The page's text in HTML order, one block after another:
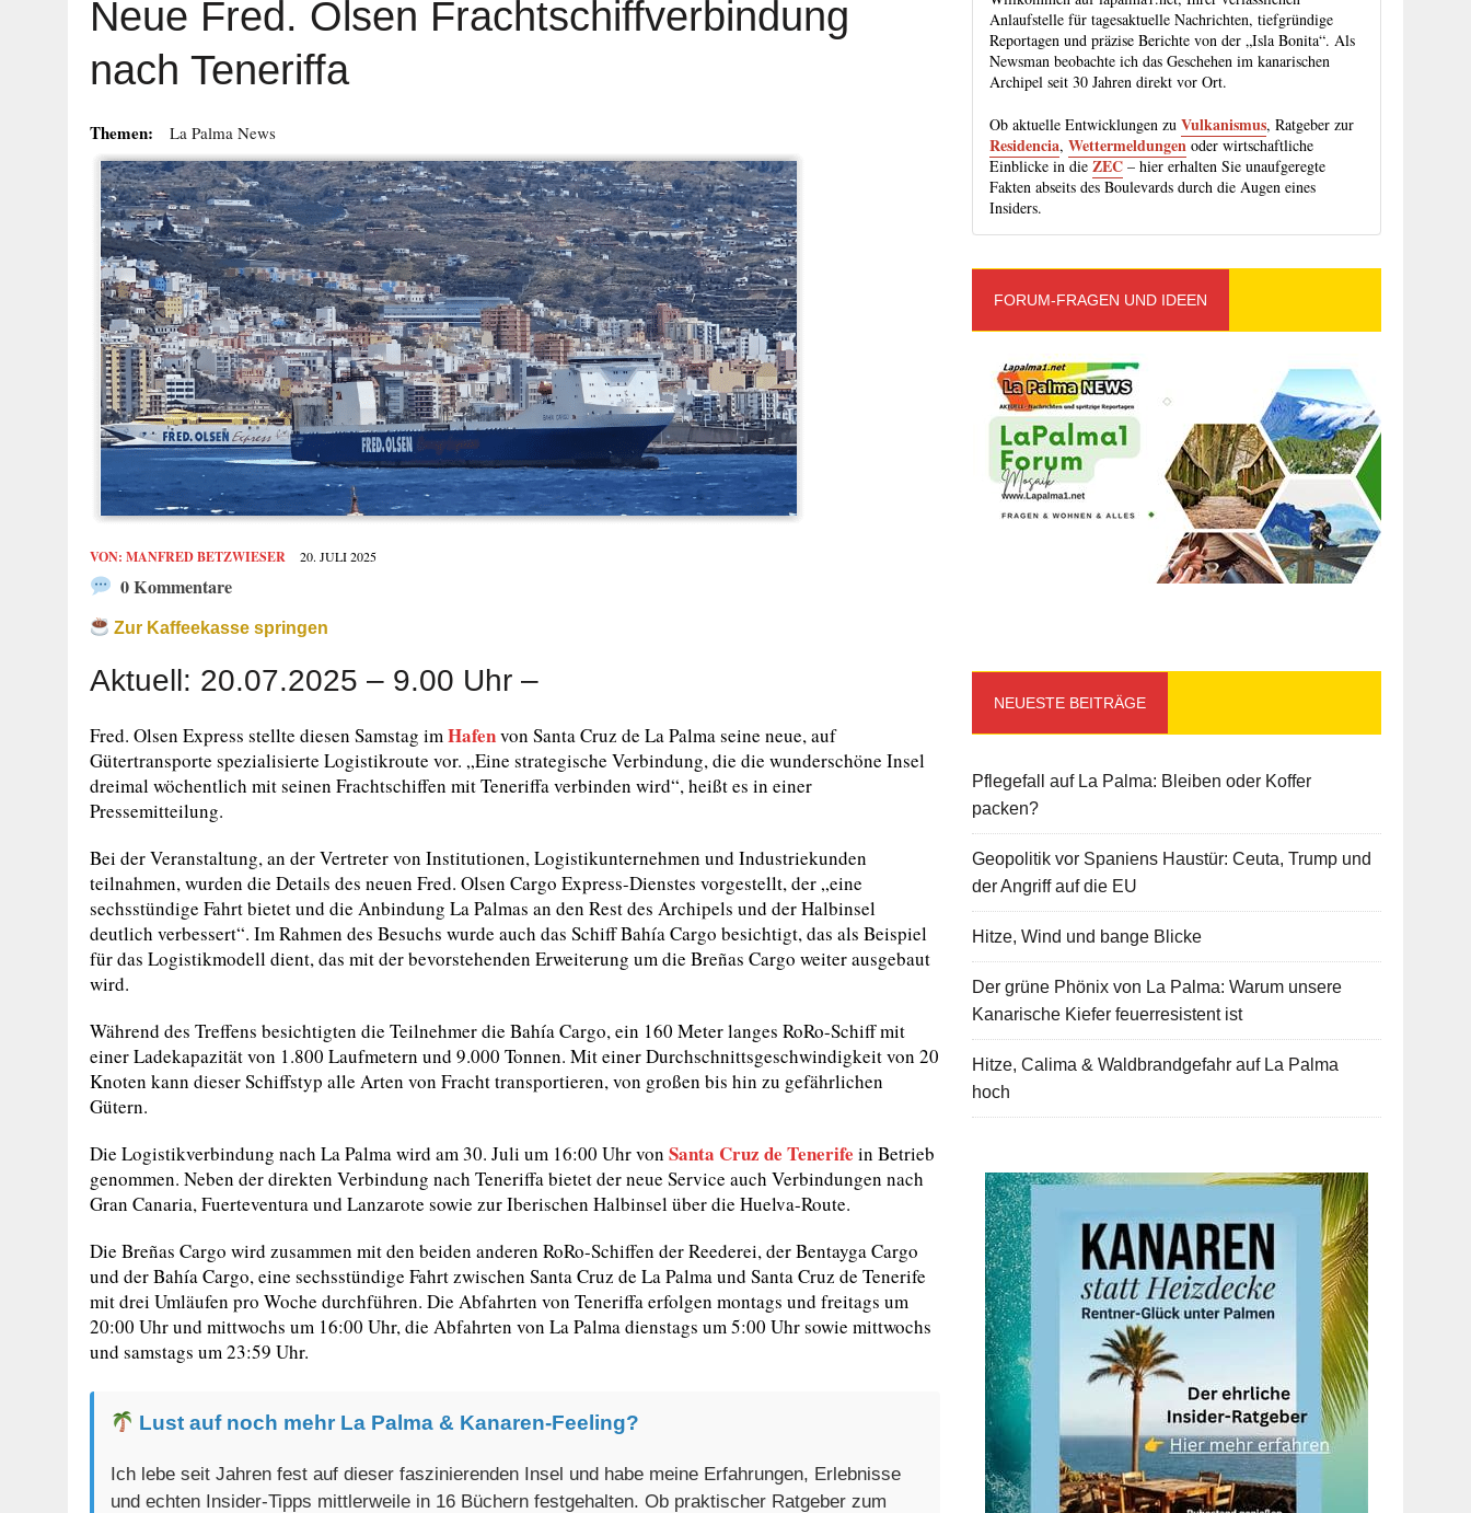
Neue Fred. Olsen Frachtschiffverbindung
nach Teneriffa
Themen: La Palma News
VON: MANFRED BETZWIESER 20. JULI 2025
0 Kommentare
Zur Kaffeekasse springen
Aktuell: 20.07.2025 – 9.00 Uhr –
Fred. Olsen Express stellte diesen Samstag imHafenvon Santa Cruz de La Palma seine neue, auf
Gütertransporte spezialisierte Logistikroute vor. „Eine strategische Verbindung, die die wunderschöne Insel
dreimal wöchentlich mit seinen Frachtschiffen mit Teneriffa verbinden wird“, heißt es in einer
Pressemitteilung.
Bei der Veranstaltung, an der Vertreter von Institutionen, Logistikunternehmen und Industriekunden
teilnahmen, wurden die Details des neuen Fred. Olsen Cargo Express-Dienstes vorgestellt, der „eine
sechsstündige Fahrt bietet und die Anbindung La Palmas an den Rest des Archipels und der Halbinsel
deutlich verbessert“. Im Rahmen des Besuchs wurde auch das Schiff Bahía Cargo besichtigt, das als Beispiel
für das Logistikmodell dient, das mit der bevorstehenden Erweiterung um die Breñas Cargo weiter ausgebaut
wird.
Während des Treffens besichtigten die Teilnehmer die Bahía Cargo, ein 160 Meter langes RoRo-Schiff mit
einer Ladekapazität von 1.800 Laufmetern und 9.000 Tonnen. Mit einer Durchschnittsgeschwindigkeit von 20
Knoten kann dieser Schiffstyp alle Arten von Fracht transportieren, von großen bis hin zu gefährlichen
Gütern.
Die Logistikverbindung nach La Palma wird am 30. Juli um 16:00 Uhr von Santa Cruz de Tenerife in Betrieb
genommen. Neben der direkten Verbindung nach Teneriffa bietet der neue Service auch Verbindungen nach
Gran Canaria, Fuerteventura und Lanzarote sowie zur Iberischen Halbinsel über die Huelva-Route.
Die Breñas Cargo wird zusammen mit den beiden anderen RoRo-Schiffen der Reederei, der Bentayga Cargo
und der Bahía Cargo, eine sechsstündige Fahrt zwischen Santa Cruz de La Palma und Santa Cruz de Tenerife
mit drei Umläufen pro Woche durchführen. Die Abfahrten von Teneriffa erfolgen montags und freitags um
20:00 Uhr und mittwochs um 16:00 Uhr, die Abfahrten von La Palma dienstags um 5:00 Uhr sowie mittwochs
und samstags um 23:59 Uhr.
Lust auf noch mehr La Palma & Kanaren-Feeling?
Ich lebe seit Jahren fest auf dieser faszinierenden Insel und habe meine Erfahrungen, Erlebnisse
und echten Insider-Tipps mittlerweile in 16 Büchern festgehalten. Ob praktischer Ratgeber zum
Anlaufstelle für tagesaktuelle Nachrichten, tiefgründige
Reportagen und präzise Berichte von der „Isla Bonita“. Als
Newsman beobachte ich das Geschehen im kanarischen
Archipel seit 30 Jahren direkt vor Ort.
Ob aktuelle Entwicklungen zuVulkanismus, Ratgeber zur
Residencia,Wettermeldungen oder wirtschaftliche
Einblicke in dieZEC – hier erhalten Sie unaufgeregte
Fakten abseits des Boulevards durch die Augen eines
Insiders.
FORUM-FRAGEN UND IDEEN
NEUESTE BEITRÄGE
Pflegefall auf La Palma: Bleiben oder Koffer
packen?
Geopolitik vor Spaniens Haustür: Ceuta, Trump und
der Angriff auf die EU
Hitze, Wind und bange Blicke
Der grüne Phönix von La Palma: Warum unsere
Kanarische Kiefer feuerresistent ist
Hitze, Calima & Waldbrandgefahr auf La Palma
hoch